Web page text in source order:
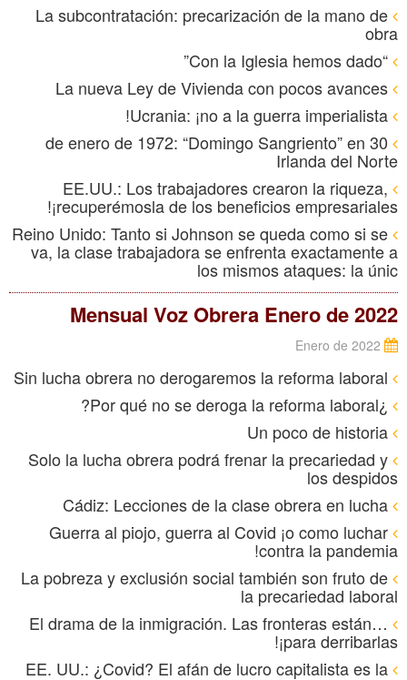
La subcontratación: precarización de la mano de
obra
“Con la Iglesia hemos dado”
30 de enero de 1972: “Domingo Sangriento” en
Irlanda del Norte
EE.UU.: Los trabajadores crearon la riqueza,
¡recuperémosla de los beneficios empresariales!
Reino Unido: Tanto si Johnson se queda como si se
va, la clase trabajadora se enfrenta exactamente a
los mismos ataques: la únic
Mensual Voz Obrera Enero de 2022
¿Por qué no se deroga la reforma laboral?
Solo la lucha obrera podrá frenar la precariedad y
los despidos
Guerra al piojo, guerra al Covid ¡o como luchar
contra la pandemia!
La pobreza y exclusión social también son fruto de
la precariedad laboral
El drama de la inmigración. Las fronteras están…
¡para derribarlas!
EE. UU.: ¿Covid? El afán de lucro capitalista es la